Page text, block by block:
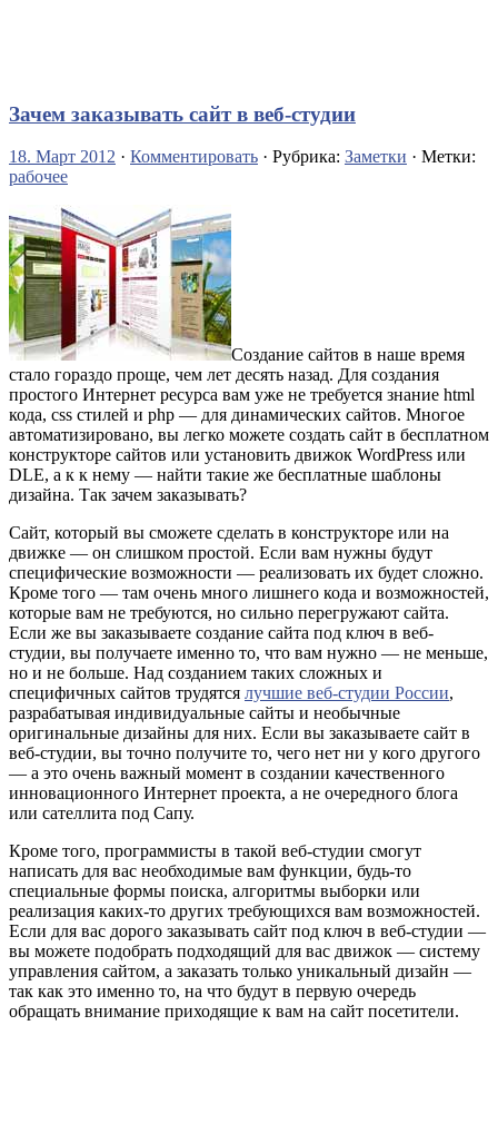
Зачем заказывать сайт в веб-студии
18. Март 2012 · Комментировать · Рубрика: Заметки · Метки:
рабочее
Создание сайтов в наше время
стало гораздо проще, чем лет десять назад. Для создания
простого Интернет ресурса вам уже не требуется знание html
кода, css стилей и php — для динамических сайтов. Многое
автоматизировано, вы легко можете создать сайт в бесплатном
конструкторе сайтов или установить движок WordPress или
DLE, а к к нему — найти такие же бесплатные шаблоны
дизайна. Так зачем заказывать?
Сайт, который вы сможете сделать в конструкторе или на
движке — он слишком простой. Если вам нужны будут
специфические возможности — реализовать их будет сложно.
Кроме того — там очень много лишнего кода и возможностей,
которые вам не требуются, но сильно перегружают сайта.
Если же вы заказываете создание сайта под ключ в веб-
студии, вы получаете именно то, что вам нужно — не меньше,
но и не больше. Над созданием таких сложных и
специфичных сайтов трудятся лучшие веб-студии России,
разрабатывая индивидуальные сайты и необычные
оригинальные дизайны для них. Если вы заказываете сайт в
веб-студии, вы точно получите то, чего нет ни у кого другого
— а это очень важный момент в создании качественного
инновационного Интернет проекта, а не очередного блога
или сателлита под Сапу.
Кроме того, программисты в такой веб-студии смогут
написать для вас необходимые вам функции, будь-то
специальные формы поиска, алгоритмы выборки или
реализация каких-то других требующихся вам возможностей.
Если для вас дорого заказывать сайт под ключ в веб-студии —
вы можете подобрать подходящий для вас движок — систему
управления сайтом, а заказать только уникальный дизайн —
так как это именно то, на что будут в первую очередь
обращать внимание приходящие к вам на сайт посетители.